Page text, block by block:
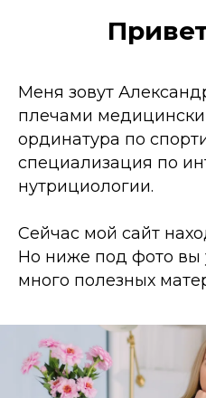
Меня зовут
плечами
ординатура по
специализация по
нутрициологии.
Сейчас мой сайт
Но ниже под фото вы
много полезных